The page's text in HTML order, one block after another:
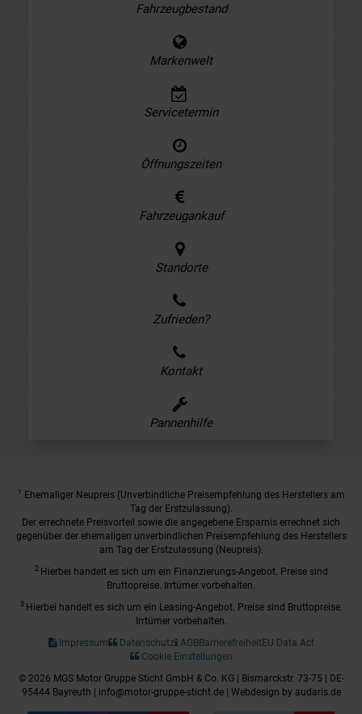
Fahrzeugbestand
Markenwelt
Servicetermin
Öffnungszeiten
Fahrzeugankauf
Standorte
Zufrieden?
Kontakt
Pannenhilfe
1
Ehemaliger Neupreis (Unverbindliche Preisempfehlung des Herstellers am
Tag der Erstzulassung).
Der errechnete Preisvorteil sowie die angegebene Ersparnis errechnet sich
gegenüber der ehemaligen unverbindlichen Preisempfehlung des Herstellers
am Tag der Erstzulassung (Neupreis).
2 Hierbei handelt es sich um ein Finanzierungs-Angebot. Preise sind
Bruttopreise. Irrtümer vorbehalten.
3 Hierbei handelt es sich um ein Leasing-Angebot. Preise sind Bruttopreise.
Irrtümer vorbehalten.
Impressum
Datenschutz AGBBarrierefreiheitEU Data Act
Cookie Einstellungen
© 2026 MGS Motor Gruppe Sticht GmbH & Co. KG | Bismarckstr. 73-75 | DE-
95444 Bayreuth | info@motor-gruppe-sticht.de | Webdesign by audaris.de